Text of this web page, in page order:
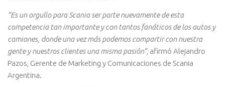
“Es un orgullo para Scania ser parte nuevamente de esta
competencia tan importante y con tantos fanáticos de los autos y
camiones, donde una vez más podemos compartir con nuestra
gente y nuestros clientes una misma pasión”, afirmó Alejandro
Pazos, Gerente de Marketing y Comunicaciones de Scania
Argentina.